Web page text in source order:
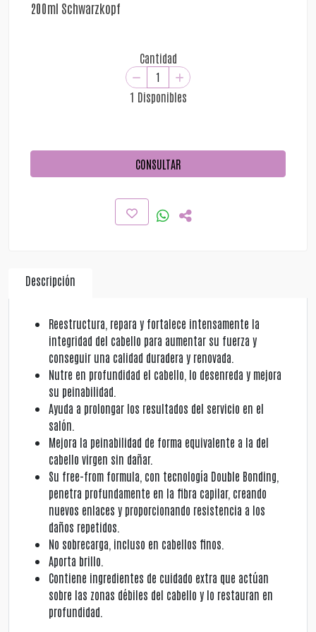
200ml Schwarzkopf
Cantidad
1 Disponibles
CONSULTAR
Descripción
Reestructura, repara y fortalece intensamente la
integridad del cabello para aumentar su fuerza y
conseguir una calidad duradera y renovada.
Nutre en profundidad el cabello, lo desenreda y mejora
su peinabilidad.
Ayuda a prolongar los resultados del servicio en el
salón.
Mejora la peinabilidad de forma equivalente a la del
cabello virgen sin dañar.
Su free-from formula, con tecnología Double Bonding,
penetra profundamente en la fibra capilar, creando
nuevos enlaces y proporcionando resistencia a los
daños repetidos.
No sobrecarga, incluso en cabellos finos.
Aporta brillo.
Contiene ingredientes de cuidado extra que actúan
sobre las zonas débiles del cabello y lo restauran en
profundidad.